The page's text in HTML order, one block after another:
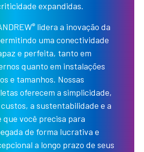
expandidas.
® lidera a inovação da
uma conectividade
e perfeita, tanto em
quanto em instalações
e tamanhos. Nossas
oferecem a simplicidade,
a sustentabilidade e a
que você precisa para
de forma lucrativa e
a longo prazo de seus